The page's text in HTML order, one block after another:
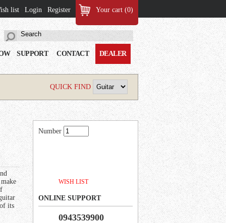
list| Login Register Your cart (0)
SUPPORT CONTACT DEALER
QUICK FIND
its
Number
WISH LIST
ONLINE SUPPORT
0943539900